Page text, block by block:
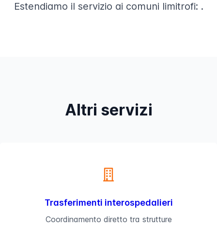
Estendiamo il servizio ai comuni limitrofi: .
Altri servizi
Trasferimenti interospedalieri
Coordinamento diretto tra strutture